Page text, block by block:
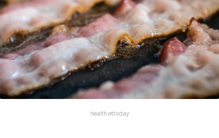
health.ettoday